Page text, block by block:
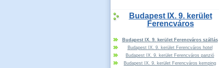
Budapest IX. 9. kerület
Ferencváros
Budapest IX. 9. kerület Ferencváros szállás
Budapest IX. 9. kerület Ferencváros hotel
Budapest IX. 9. kerület Ferencváros panzió
Budapest IX. 9. kerület Ferencváros kemping